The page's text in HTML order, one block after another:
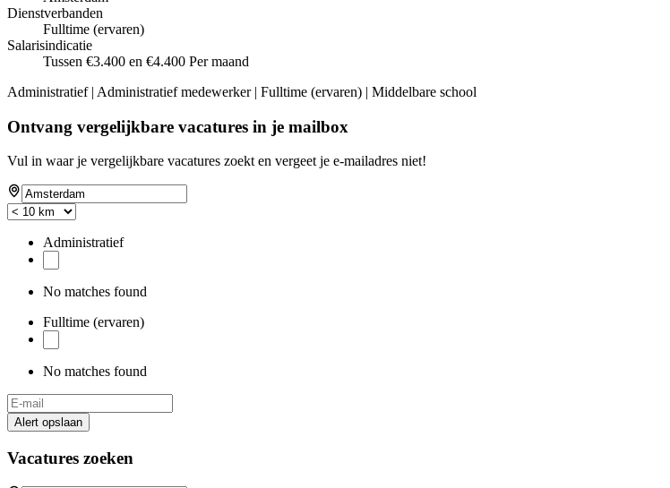
Dienstverbanden
Fulltime (ervaren)
Salarisindicatie
Tussen €3.400 en €4.400 Per maand
Administratief | Administratief medewerker | Fulltime (ervaren) | Middelbare school
Ontvang vergelijkbare vacatures in je mailbox
Vul in waar je vergelijkbare vacatures zoekt en vergeet je e-mailadres niet!
Administratief
No matches found
Fulltime (ervaren)
No matches found
Alert opslaan
Vacatures zoeken